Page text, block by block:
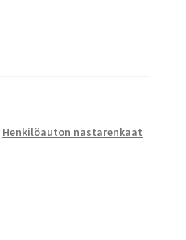
Henkilöauton nastarenkaat